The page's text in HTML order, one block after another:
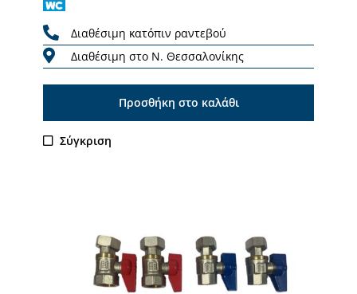
Διαθέσιμη κατόπιν ραντεβού
Διαθέσιμη στο Ν. Θεσσαλονίκης
Προσθήκη στο καλάθι
Σύγκριση